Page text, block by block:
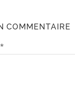
COMMENTAIRE
*